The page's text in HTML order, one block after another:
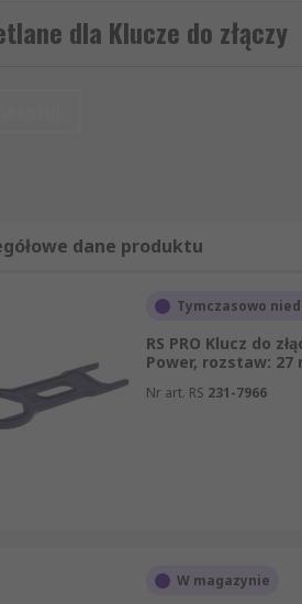
W zależności od rozmiaru
złączy. Popularne złącza, do
złącze częstotliwości
w zastosowaniach audio.
stosowane do łączenia paneli
za pomocą nakrętki i śruby.
słyszalne kliknięcie po
dla Klucze do złączy
dane produktu
Tymczasowo
RS PRO Klucz do
Power, rozstaw: 27
Nr art. RS 231-7966
W magazynie